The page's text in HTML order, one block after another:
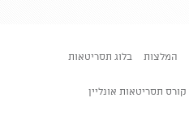
המלצות בלוג תסריטאות
קורס תסריטאות אונליין